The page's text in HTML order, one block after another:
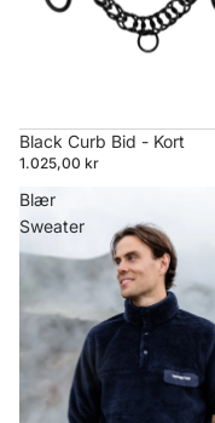
Black Curb Bid - Kort
1.025,00 kr
Blær
Sweater